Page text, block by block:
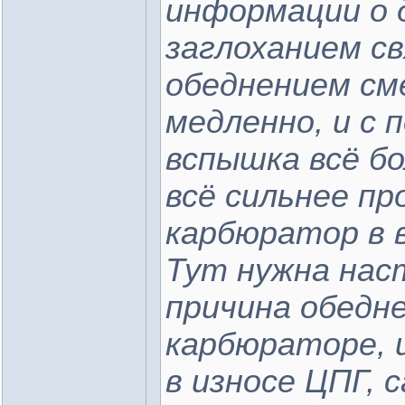
информации о
заглоханием
обеднением
медленно, и с
вспышка всё
всё сильнее
карбюратор в
Тут нужна
причина
карбюраторе,
в износе ЦПГ,